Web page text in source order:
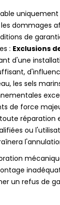
uniquement
dommages
de
: Exclusions
d'une
les sels
de force
réparation
ou
un refus de